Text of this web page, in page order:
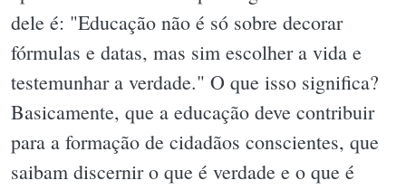
dele é: "Educação não é só sobre decorar
fórmulas e datas, mas sim escolher a vida e
testemunhar a verdade." O que isso significa?
Basicamente, que a educação deve contribuir
para a formação de cidadãos conscientes, que
saibam discernir o que é verdade e o que é